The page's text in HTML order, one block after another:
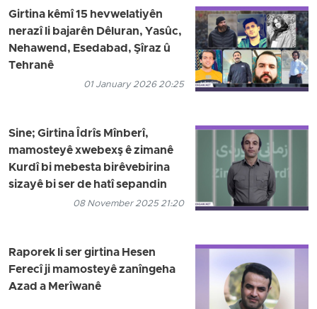
Girtina kêmî 15 hevwelatiyên
nerazî li bajarên Dêluran, Yasûc,
Nehawend, Esedabad, Şîraz û
Tehranê
01 January 2026 20:25
Sine; Girtina Îdrîs Mînberî,
mamosteyê xwebexş ê zimanê
Kurdî bi mebesta birêvebirina
sizayê bi ser de hatî sepandin
08 November 2025 21:20
Raporek li ser girtina Hesen
Ferecî ji mamosteyê zanîngeha
Azad a Merîwanê